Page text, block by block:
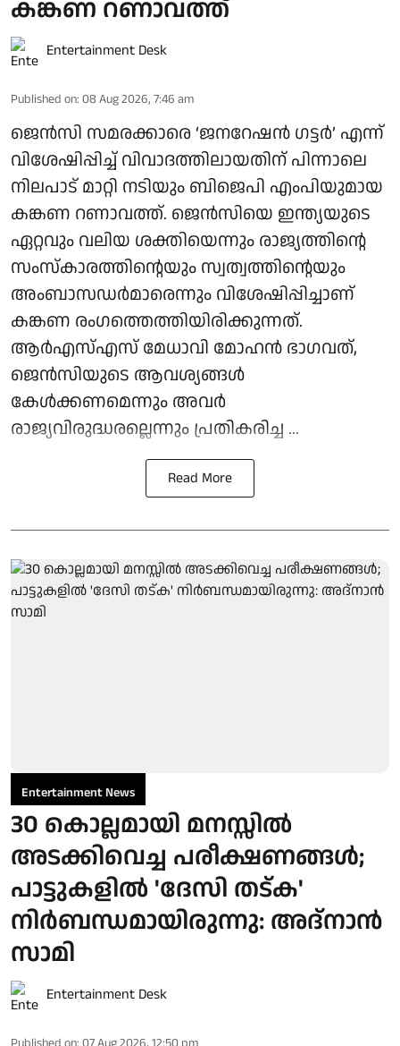
കങ്കണ റണാവത്ത്
Entertainment Desk
Published on: 08 Aug 2026, 7:46 am
ജെൻസി സമരക്കാരെ ‘ജനറേഷൻ ഗട്ടർ’ എന്ന്
വിശേഷിപ്പിച്ച് വിവാദത്തിലായതിന് പിന്നാലെ
നിലപാട് മാറ്റി നടിയും ബിജെപി എംപിയുമായ
കങ്കണ റണാവത്ത്. ജെൻസിയെ ഇന്ത്യയുടെ
ഏറ്റവും വലിയ ശക്തിയെന്നും രാജ്യത്തിന്റെ
സംസ്കാരത്തിന്റെയും സ്വത്വത്തിന്റെയും
അംബാസഡർമാരെന്നും വിശേഷിപ്പിച്ചാണ്
കങ്കണ രംഗത്തെത്തിയിരിക്കുന്നത്.
ആർഎസ്എസ് മേധാവി മോഹൻ ഭാഗവത്,
ജെൻസിയുടെ ആവശ്യങ്ങൾ
കേൾക്കണമെന്നും അവർ
രാജ്യവിരുദ്ധരല്ലെന്നും പ്രതികരിച്ച ...
Read More
Entertainment News
30 കൊല്ലമായി മനസ്സിൽ
അടക്കിവെച്ച പരീക്ഷണങ്ങൾ;
പാട്ടുകളിൽ 'ദേസി തട്ക'
നിർബന്ധമായിരുന്നു: അദ്നാൻ
സാമി
Entertainment Desk